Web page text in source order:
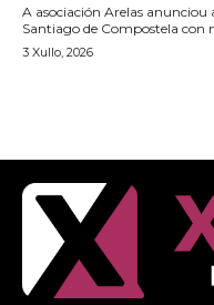
A asociación Arelas
Santiago de Compostela con
3 Xullo, 2026